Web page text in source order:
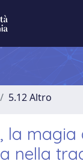
5.12 Altro
la
nella